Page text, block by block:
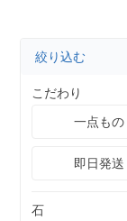
絞り込む
こだわり
一点もの
即日発送
石